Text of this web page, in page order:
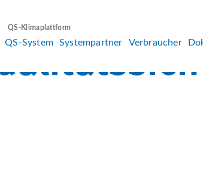
QS-Klimaplattform
QS-System Systempartner Verbraucher